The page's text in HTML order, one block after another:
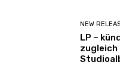
NEW
LP –